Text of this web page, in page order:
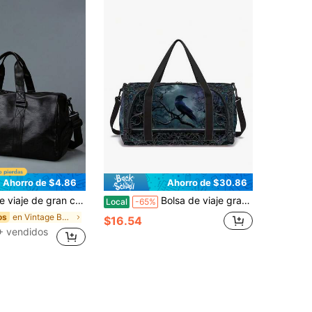
Ahorro de $4.86
para zapatos, bolsa de gimnasio portátil con separación húmeda y seca, bolsa de yoga multifuncional y ligera para entrenamiento. Adecuada para estudiantes, médicos, enfermeras y maestros.
en Vintage Bolsas de viaje
vendidos
Ahorro de $30.86
Local -65% Bolsa de viaje grande con cierre de cremallera, de diseño fijo con estampado de castillo y cuervo, ajustable, lavable a máquina, de gran capacidad, bolsillo lateral con cremallera, unisex para deportes y equipaje
$16.54